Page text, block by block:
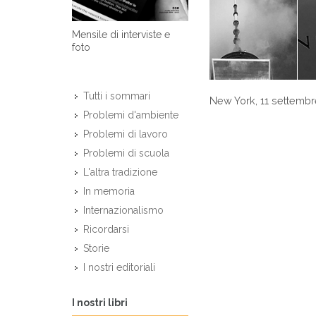
Mensile di interviste e
foto
Tutti i sommari
Problemi d'ambiente
Problemi di lavoro
Problemi di scuola
L'altra tradizione
In memoria
Internazionalismo
Ricordarsi
Storie
I nostri editoriali
I nostri libri
New York, 11